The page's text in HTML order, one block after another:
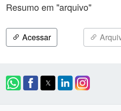
Resumo em "arquivo"
Acessar